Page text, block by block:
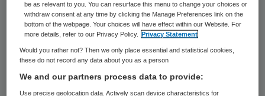
De inspectie ontving een melding
over Medidental, mond-
gezondheidscentrum voor gebitszorg. De
IGJ verzocht de zorgaanbieder om
informatie. De melding en het, ondanks
be as relevant to you. You can resurface this menu to change your choices or
withdraw consent at any time by clicking the Manage Preferences link on the
bottom of the webpage. Your choices will have effect within our Website. For
more details, refer to our Privacy Policy.
Privacy Statement
Would you rather not? Then we only place essential and statistical cookies,
these do not record any data about you as a person
We and our partners process data to provide:
Use precise geolocation data. Actively scan device characteristics for